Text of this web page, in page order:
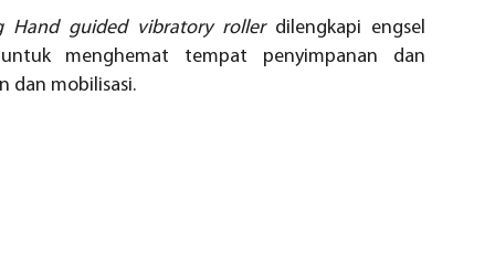
Hand guided vibratory rollerdilengkapi engsel
menghemat tempat penyimpanan dan
dan mobilisasi.